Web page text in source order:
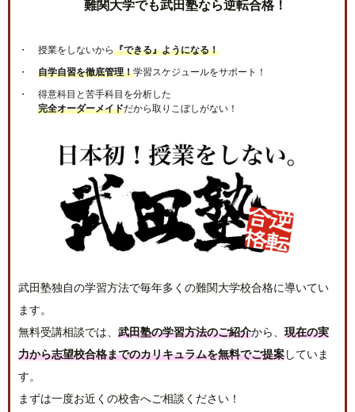
難関大学でも武田塾なら逆転合格！
授業をしないから『できる』ようになる！
自学自習を徹底管理！学習スケジュールをサポート！
得意科目と苦手科目を分析した
完全オーダーメイドだから取りこぼしがない！
武田塾独自の学習方法で毎年多くの難関大学校合格に導いてい
ます。
無料受講相談では、 武田塾の学習方法のご紹介から、 現在の実
力から志望校合格までのカリキュラムを無料でご提案していま
す。
まずは一度お近くの校舎へご相談ください！